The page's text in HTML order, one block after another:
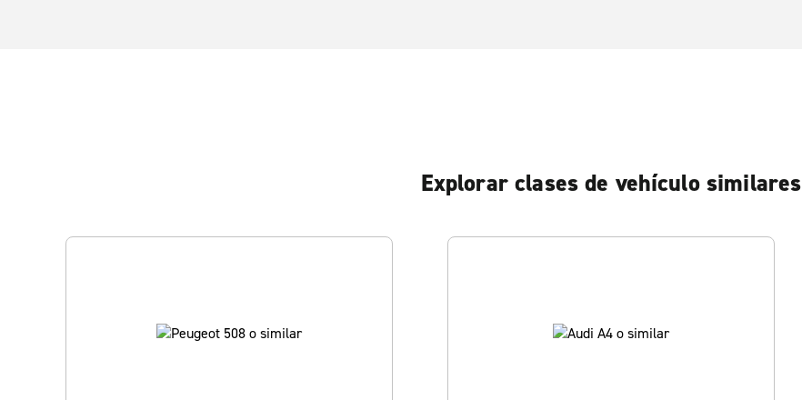
Explorar clases de vehículo similares